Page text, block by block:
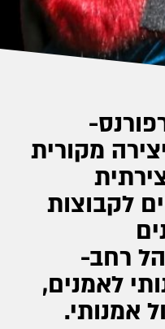
מקורית
לקבוצות
רחב-
לאמנים,
אמנותי.